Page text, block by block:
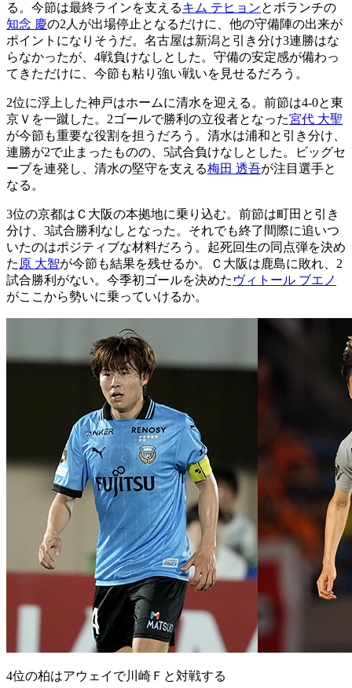
る。今節は最終ラインを支えるキム テヒョンとボランチの
知念 慶の2人が出場停止となるだけに、他の守備陣の出来が
ポイントになりそうだ。名古屋は新潟と引き分け3連勝はな
らなかったが、4戦負けなしとした。守備の安定感が備わっ
てきただけに、今節も粘り強い戦いを見せるだろう。
2位に浮上した神戸はホームに清水を迎える。前節は4-0と東
京Ｖを一蹴した。2ゴールで勝利の立役者となった宮代 大聖
が今節も重要な役割を担うだろう。清水は浦和と引き分け、
連勝が2で止まったものの、5試合負けなしとした。ビッグセ
ーブを連発し、清水の堅守を支える梅田 透吾が注目選手と
なる。
3位の京都はＣ大阪の本拠地に乗り込む。前節は町田と引き
分け、3試合勝利なしとなった。それでも終了間際に追いつ
いたのはポジティブな材料だろう。起死回生の同点弾を決め
た 原 大智が今節も結果を残せるか。Ｃ大阪は鹿島に敗れ、2
試合勝利がない。今季初ゴールを決めた ヴィトール ブエノ
がここから勢いに乗っていけるか。
4位の柏はアウェイで川崎Ｆと対戦する